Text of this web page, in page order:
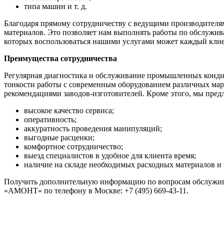
типа машин и т. д.
Благодаря прямому сотрудничеству с ведущими
материалов. Это позволяет нам выполнять работы по
которых воспользоваться нашими услугами может каждый
Преимущества сотрудничества
Регулярная диагностика и обслуживание промышленных
тонкости работы с современным оборудованием различных
рекомендациями заводов-изготовителей. Кроме этого, мы
высокое качество сервиса;
оперативность;
аккуратность проведения манипуляций;
выгодные расценки;
комфортное сотрудничество;
выезд специалистов в удобное для клиента время;
наличие на складе необходимых расходных материалов и
Получить дополнительную информацию по вопросам
«АМОНТ» по телефону в Москве: +7 (495) 669-43-11.